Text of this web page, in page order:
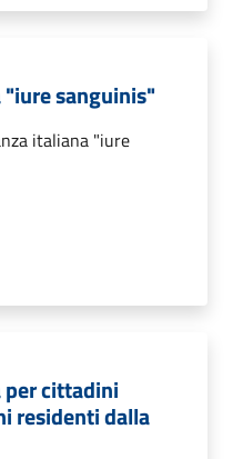
sanguinis"
italiana "iure
cittadini
residenti dalla